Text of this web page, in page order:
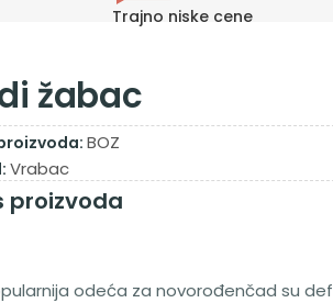
Trajno niske cene
žabac
BOZ
Vrabac
proizvoda
odeća za novorođenčad su